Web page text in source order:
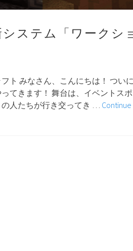
ステム「ワークシ
ト みなさん、こんにちは！ つ
てきます！ 舞台は、イベントス
人たちが行き交ってき …